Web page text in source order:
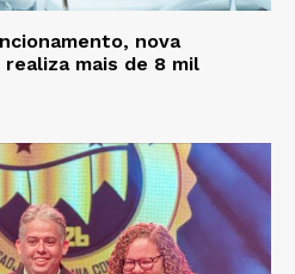
nova
realiza mais de 8 mil